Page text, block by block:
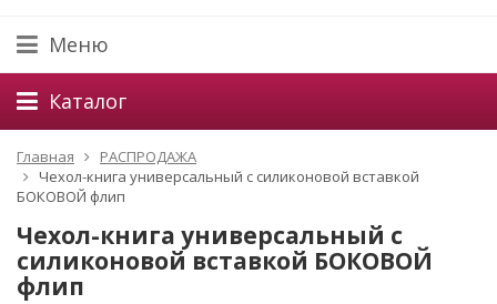
Меню
Каталог
Главная
РАСПРОДАЖА
Чехол-книга универсальный с силиконовой вставкой
БОКОВОЙ флип
Чехол-книга универсальный с
силиконовой вставкой БОКОВОЙ
флип